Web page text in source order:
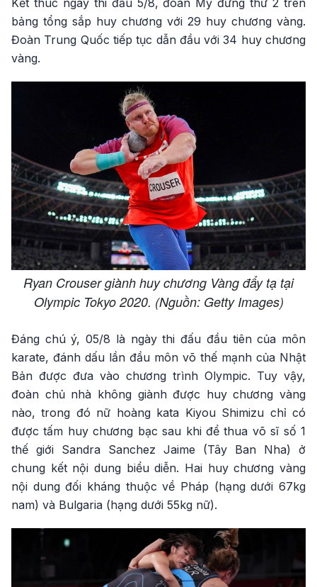
Kết thúc ngày thi đấu 5/8, đoàn Mỹ đứng thứ 2 trên
bảng tổng sắp huy chương với 29 huy chương vàng.
Đoàn Trung Quốc tiếp tục dẫn đầu với 34 huy chương
vàng.
Ryan Crouser giành huy chương Vàng đẩy tạ tại
Olympic Tokyo 2020. (Nguồn: Getty Images)
Đáng chú ý, 05/8 là ngày thi đấu đầu tiên của môn
karate, đánh dấu lần đầu môn võ thế mạnh của Nhật
Bản được đưa vào chương trình Olympic. Tuy vậy,
đoàn chủ nhà không giành được huy chương vàng
nào, trong đó nữ hoàng kata Kiyou Shimizu chỉ có
được tấm huy chương bạc sau khi để thua võ sĩ số 1
thế giới Sandra Sanchez Jaime (Tây Ban Nha) ở
chung kết nội dung biểu diễn. Hai huy chương vàng
nội dung đối kháng thuộc về Pháp (hạng dưới 67kg
nam) và Bulgaria (hạng dưới 55kg nữ).